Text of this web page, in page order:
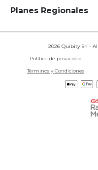
Planes Regionales
2026 Quibity Srl -
Política de privacidad
Términos y Condiciones